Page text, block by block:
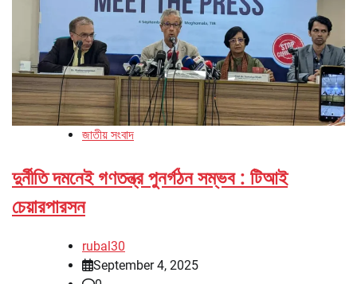
জাতীয় সংবাদ
দুর্নীতি দমনেই গণতন্ত্র পুনর্গঠন সম্ভব : টিআই
চেয়ারপারসন
rubal30
September 4, 2025